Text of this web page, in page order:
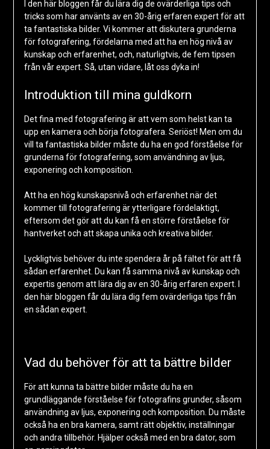
I den här bloggen får du lära dig de ovärderliga tips och
tricks som har använts av en 30-årig erfaren expert för att
ta fantastiska bilder. Vi kommer att diskutera grunderna
för fotografering, fördelarna med att ha en hög nivå av
kunskap och erfarenhet, och, naturligtvis, de fem tipsen
från vår expert. Så, utan vidare, låt oss dyka in!
Introduktion till mina guldkorn
Det fina med fotografering är att vem som helst kan ta
upp en kamera och börja fotografera. Seriöst! Men om du
vill ta fantastiska bilder måste du ha en god förståelse för
grunderna för fotografering, som användning av ljus,
exponering och komposition.
Att ha en hög kunskapsnivå och erfarenhet när det
kommer till fotografering är ytterligare fördelaktigt,
eftersom det gör att du kan få en större förståelse för
hantverket och att skapa unika och kreativa bilder.
Lyckligtvis behöver du inte spendera år på fältet för att få
sådan erfarenhet. Du kan få samma nivå av kunskap och
expertis genom att lära dig av en 30-årig erfaren expert. I
den här bloggen får du lära dig fem ovärderliga tips från
en sådan expert.
Vad du behöver för att ta bättre bilder
För att kunna ta bättre bilder måste du ha en
grundläggande förståelse för fotografins grunder, såsom
användning av ljus, exponering och komposition. Du måste
också ha en bra kamera, samt rätt objektiv, inställningar
och andra tillbehör. Hjälper också med en bra dator, som